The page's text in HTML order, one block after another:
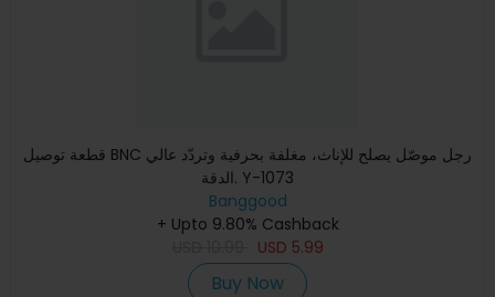
قطعة توصيل BNC رجل موصّل يصلح للإناث، مغلفة بحرفية وتردّد عالي
الدقة. Y-1073
Banggood
+ Upto 9.80% Cashback
USD 5.99
Buy Now